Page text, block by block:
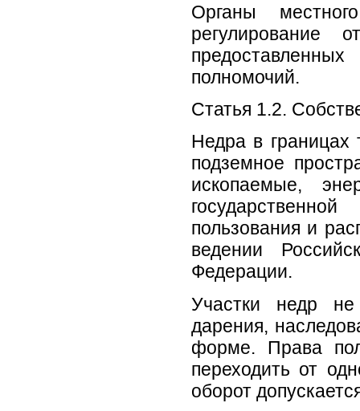
Органы
регулирование
полномочий.
Статья 1.2.
Недра в границах
подземное
ископаемые,
пользования и
ведении
Федерации.
Участки недр
дарения,
форме. Права
переходить от
оборот